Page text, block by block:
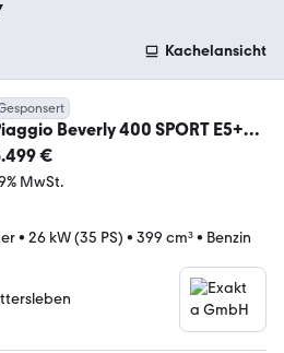
Kachelansicht
Beverly 400 SPORT E5+
MERCURIO
€
MwSt.
• 26 kW (35 PS) • 399 cm³• Benzin